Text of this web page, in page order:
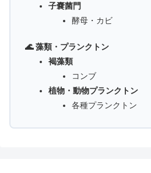
子嚢菌門
酵母・カビ
🌊 藻類・プランクトン
褐藻類
コンブ
植物・動物プランクトン
各種プランクトン